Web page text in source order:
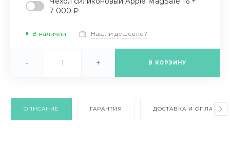
7 000 ₽
В наличии Нашли дешевле?
- + В КОРЗИНУ
ОПИСАНИЕ ГАРАНТИЯ ДОСТАВКА И ОПЛАТА